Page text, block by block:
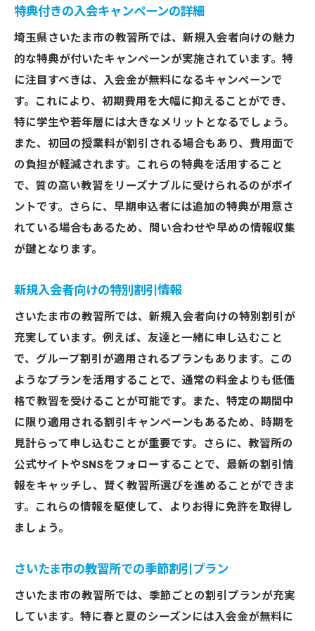
特典付きの入会キャンペーンの詳細
埼玉県さいたま市の教習所では、新規入会者向けの魅力
的な特典が付いたキャンペーンが実施されています。特
に注目すべきは、入会金が無料になるキャンペーンで
す。これにより、初期費用を大幅に抑えることができ、
特に学生や若年層には大きなメリットとなるでしょう。
また、初回の授業料が割引される場合もあり、費用面で
の負担が軽減されます。これらの特典を活用すること
で、質の高い教習をリーズナブルに受けられるのがポイ
ントです。さらに、早期申込者には追加の特典が用意さ
れている場合もあるため、問い合わせや早めの情報収集
が鍵となります。
新規入会者向けの特別割引情報
さいたま市の教習所では、新規入会者向けの特別割引が
充実しています。例えば、友達と一緒に申し込むこと
で、グループ割引が適用されるプランもあります。この
ようなプランを活用することで、通常の料金よりも低価
格で教習を受けることが可能です。また、特定の期間中
に限り適用される割引キャンペーンもあるため、時期を
見計らって申し込むことが重要です。さらに、教習所の
公式サイトやSNSをフォローすることで、最新の割引情
報をキャッチし、賢く教習所選びを進めることができま
す。これらの情報を駆使して、よりお得に免許を取得し
ましょう。
さいたま市の教習所での季節割引プラン
さいたま市の教習所では、季節ごとの割引プランが充実
しています。特に春と夏のシーズンには入会金が無料に